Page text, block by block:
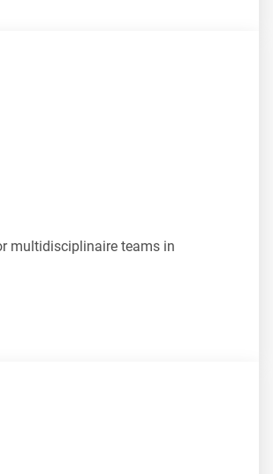
multidisciplinaire teams in